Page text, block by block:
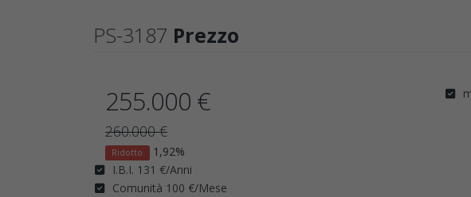
PS-3187 Prezzo
255.000 €
260.000 €
Ridotto 1,92%
I.B.I. 131 €/Anni
Comunità 100 €/Mese